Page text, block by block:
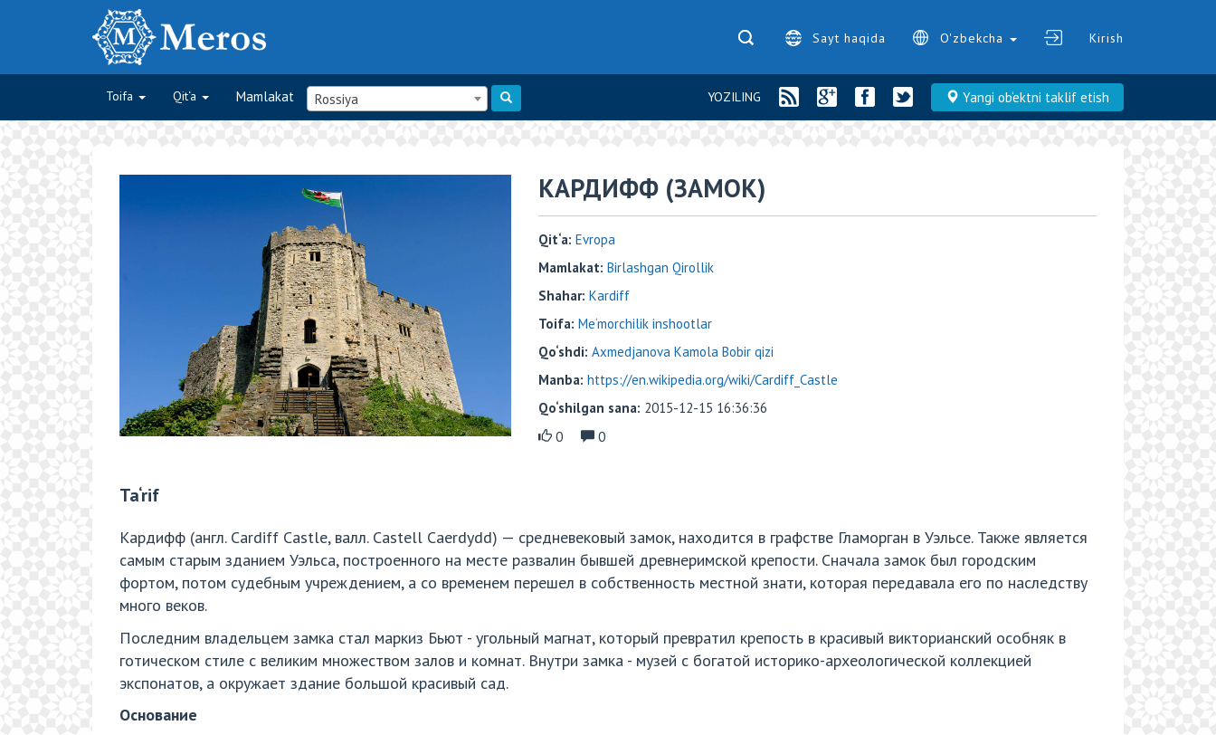
Sayt haqida O'zbekcha Kirish
Toifa Qit‘a Mamlakat Rossiya Yangi ob‘ektni taklif etish
YOZILING
КАРДИФФ (ЗАМОК)
Qit‘a: Evropa
Mamlakat: Birlashgan Qirollik
Shahar: Kardiff
Toifa: Me‘morchilik inshootlar
Qo‘shdi: Axmedjanova Kamola Bobir qizi
Manba: https://en.wikipedia.org/wiki/Cardiff_Castle
Qo‘shilgan sana: 2015-12-15 16:36:36
0
0
Ta‘rif
Кардифф (англ. Cardiff Castle, валл. Castell Caerdydd) — средневековый замок, находится в графстве Гламорган в Уэльсе. Также является
самым старым зданием Уэльса, построенного на месте развалин бывшей древнеримской крепости. Сначала замок был городским
фортом, потом судебным учреждением, а со временем перешел в собственность местной знати, которая передавала его по наследству
много веков.
Последним владельцем замка стал маркиз Бьют - угольный магнат, который превратил крепость в красивый викторианский особняк в
готическом стиле с великим множеством залов и комнат. Внутри замка - музей с богатой историко-археологической коллекцией
экспонатов, а окружает здание большой красивый сад.
Основание